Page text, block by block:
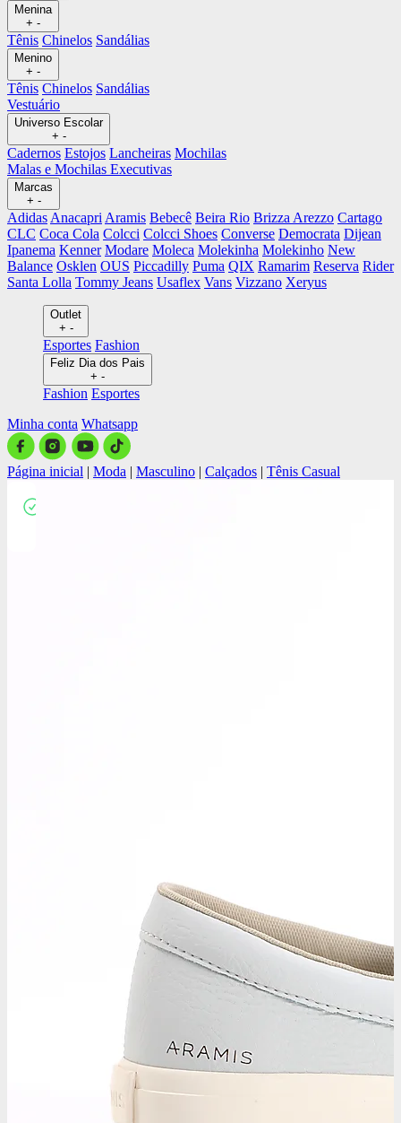
Menina
+ -
Tênis Chinelos Sandálias
Menino
+ -
Tênis Chinelos Sandálias
Vestuário
Universo Escolar
+ -
Cadernos Estojos Lancheiras Mochilas
Malas e Mochilas Executivas
Marcas
+ -
Adidas Anacapri Aramis Bebecê Beira Rio Brizza Arezzo Cartago
CLC Coca Cola Colcci Colcci Shoes Converse Democrata Dijean
Ipanema Kenner Modare Moleca Molekinha Molekinho New
Balance Osklen OUS Piccadilly Puma QIX Ramarim Reserva Rider
Santa Lolla Tommy Jeans Usaflex Vans Vizzano Xeryus
Outlet
+ -
Esportes Fashion
Feliz Dia dos Pais
+ -
Fashion Esportes
Minha conta Whatsapp
Página inicial | Moda | Masculino | Calçados | Tênis Casual